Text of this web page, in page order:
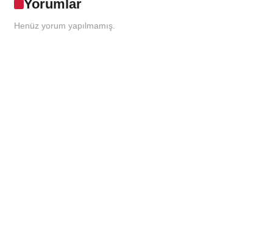
Yorumlar
Henüz yorum yapılmamış.